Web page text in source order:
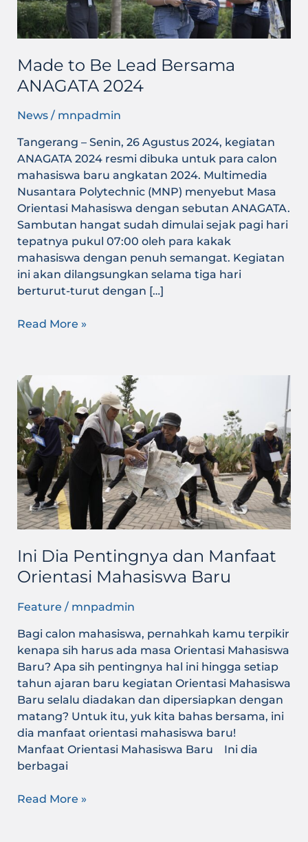
Made to Be Lead Bersama
ANAGATA 2024
News/ mnpadmin
Tangerang – Senin, 26 Agustus 2024, kegiatan
ANAGATA 2024 resmi dibuka untuk para calon
mahasiswa baru angkatan 2024. Multimedia
Nusantara Polytechnic (MNP) menyebut Masa
Orientasi Mahasiswa dengan sebutan ANAGATA.
Sambutan hangat sudah dimulai sejak pagi hari
tepatnya pukul 07:00 oleh para kakak
mahasiswa dengan penuh semangat. Kegiatan
ini akan dilangsungkan selama tiga hari
berturut-turut dengan […]
Read More »
Ini Dia Pentingnya dan Manfaat
Orientasi Mahasiswa Baru
Feature / mnpadmin
Bagi calon mahasiswa, pernahkah kamu terpikir
kenapa sih harus ada masa Orientasi Mahasiswa
Baru? Apa sih pentingnya hal ini hingga setiap
tahun ajaran baru kegiatan Orientasi Mahasiswa
Baru selalu diadakan dan dipersiapkan dengan
matang? Untuk itu, yuk kita bahas bersama, ini
dia manfaat orientasi mahasiswa baru!
Manfaat Orientasi Mahasiswa Baru Ini dia
berbagai
Ini
Dia
Pentingnya
dan
Manfaat
Orientasi
Mahasiswa
Baru
Read More »